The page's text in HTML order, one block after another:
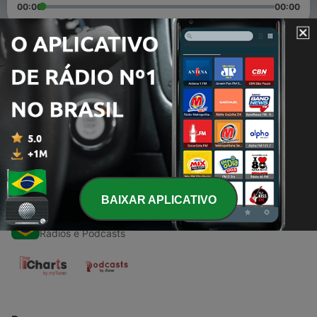
00:00 00:00
Episódios
"Esta é a hora de grande misericórdia para o mundo
inteiro".
Rádios do Brasil
Radios e Podcasts
BAIXAR APLICATIVO